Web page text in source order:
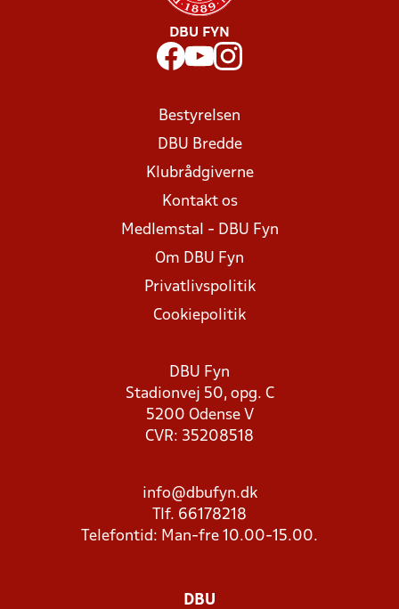
DBU FYN
Bestyrelsen
DBU Bredde
Klubrådgiverne
Kontakt os
Medlemstal - DBU Fyn
Om DBU Fyn
Privatlivspolitik
Cookiepolitik
DBU Fyn
Stadionvej 50, opg. C
5200 Odense V
CVR: 35208518
info@dbufyn.dk
Tlf. 66178218
Telefontid: Man-fre 10.00-15.00.
DBU